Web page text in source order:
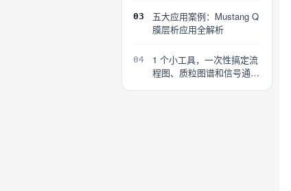
03
五大应用案例：Mustang Q
膜层析应用全解析
04
1 个小工具，一次性搞定流
程图、质粒图谱和信号通路